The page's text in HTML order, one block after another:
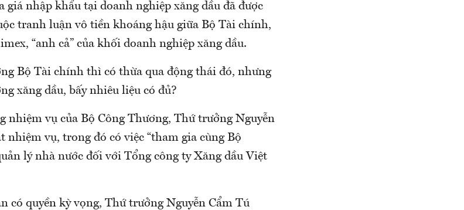
giá nhập khẩu tại doanh nghiệp xăng dầu đã được
tranh luận vô tiền khoáng hậu giữa Bộ Tài chính,
“anh cả” của khối doanh nghiệp xăng dầu.
Bộ Tài chính thì có thừa qua động thái đó, nhưng
xăng dầu, bấy nhiêu liệu có đủ?
nhiệm vụ của Bộ Công Thương, Thứ trưởng Nguyễn
nhiệm vụ, trong đó có việc “tham gia cùng Bộ
lý nhà nước đối với Tổng công ty Xăng dầu Việt
có quyền kỳ vọng, Thứ trưởng Nguyễn Cẩm Tú